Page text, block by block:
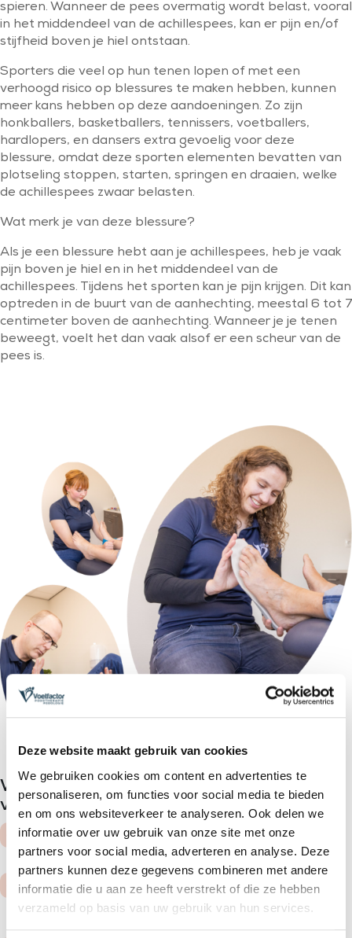
Deze website maakt gebruik van cookies
We gebruiken cookies om content en advertenties te
personaliseren, om functies voor social media te bieden
en om ons websiteverkeer te analyseren. Ook delen we
informatie over uw gebruik van onze site met onze
partners voor social media, adverteren en analyse. Deze
partners kunnen deze gegevens combineren met andere
informatie die u aan ze heeft verstrekt of die ze hebben
verzameld op basis van uw gebruik van hun services.
spieren. Wanneer de pees overmatig wordt belast, vooral
in het middendeel van de achillespees, kan er pijn en/of
stijfheid boven je hiel ontstaan.
Sporters die veel op hun tenen lopen of met een
verhoogd risico op blessures te maken hebben, kunnen
meer kans hebben op deze aandoeningen. Zo zijn
honkballers, basketballers, tennissers, voetballers,
hardlopers, en dansers extra gevoelig voor deze
blessure, omdat deze sporten elementen bevatten van
plotseling stoppen, starten, springen en draaien, welke
de achillespees zwaar belasten.
Wat merk je van deze blessure?
Als je een blessure hebt aan je achillespees, heb je vaak
pijn boven je hiel en in het middendeel van de
achillespees. Tijdens het sporten kan je pijn krijgen. Dit kan
optreden in de buurt van de aanhechting, meestal 6 tot 7
centimeter boven de aanhechting. Wanneer je je tenen
beweegt, voelt het dan vaak alsof er een scheur van de
pees is.
Wat kun je zelf doen om de klachten te
verminderen?
Je kuitspieren rekken.
Schoenen met een kleine hakverhoging
dragen.